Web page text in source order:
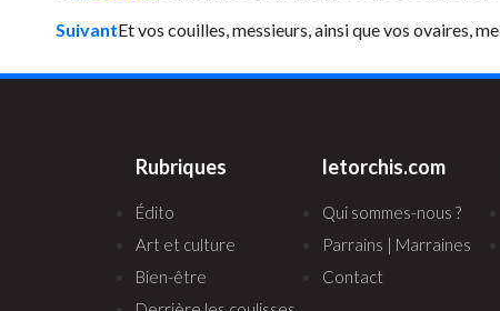
SuivantEt vos couilles, messieurs, ainsi que vos ovaires,
Rubriques
Édito
Art et culture
Bien-être
letorchis.com
Qui sommes-nous ?
Parrains | Marraines
Contact